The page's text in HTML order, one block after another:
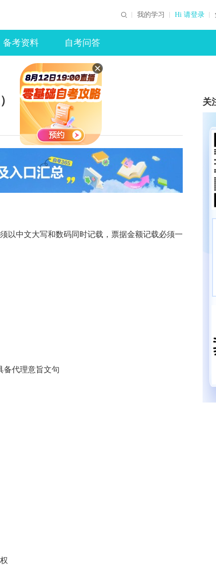
我的学习 Hi 请登录
备考资料 自考问答
中文大写和数码同时记载，票据金额记载必须一
代理意旨文句
关